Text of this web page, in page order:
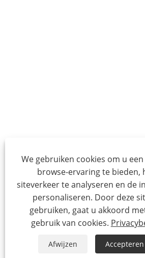
We gebruiken cookies om u
browse-ervaring te bieden,
siteverkeer te analyseren en de
personaliseren. Door deze
gebruiken, gaat u akkoord
gebruik van cookies.
Afwijzen Accepteren